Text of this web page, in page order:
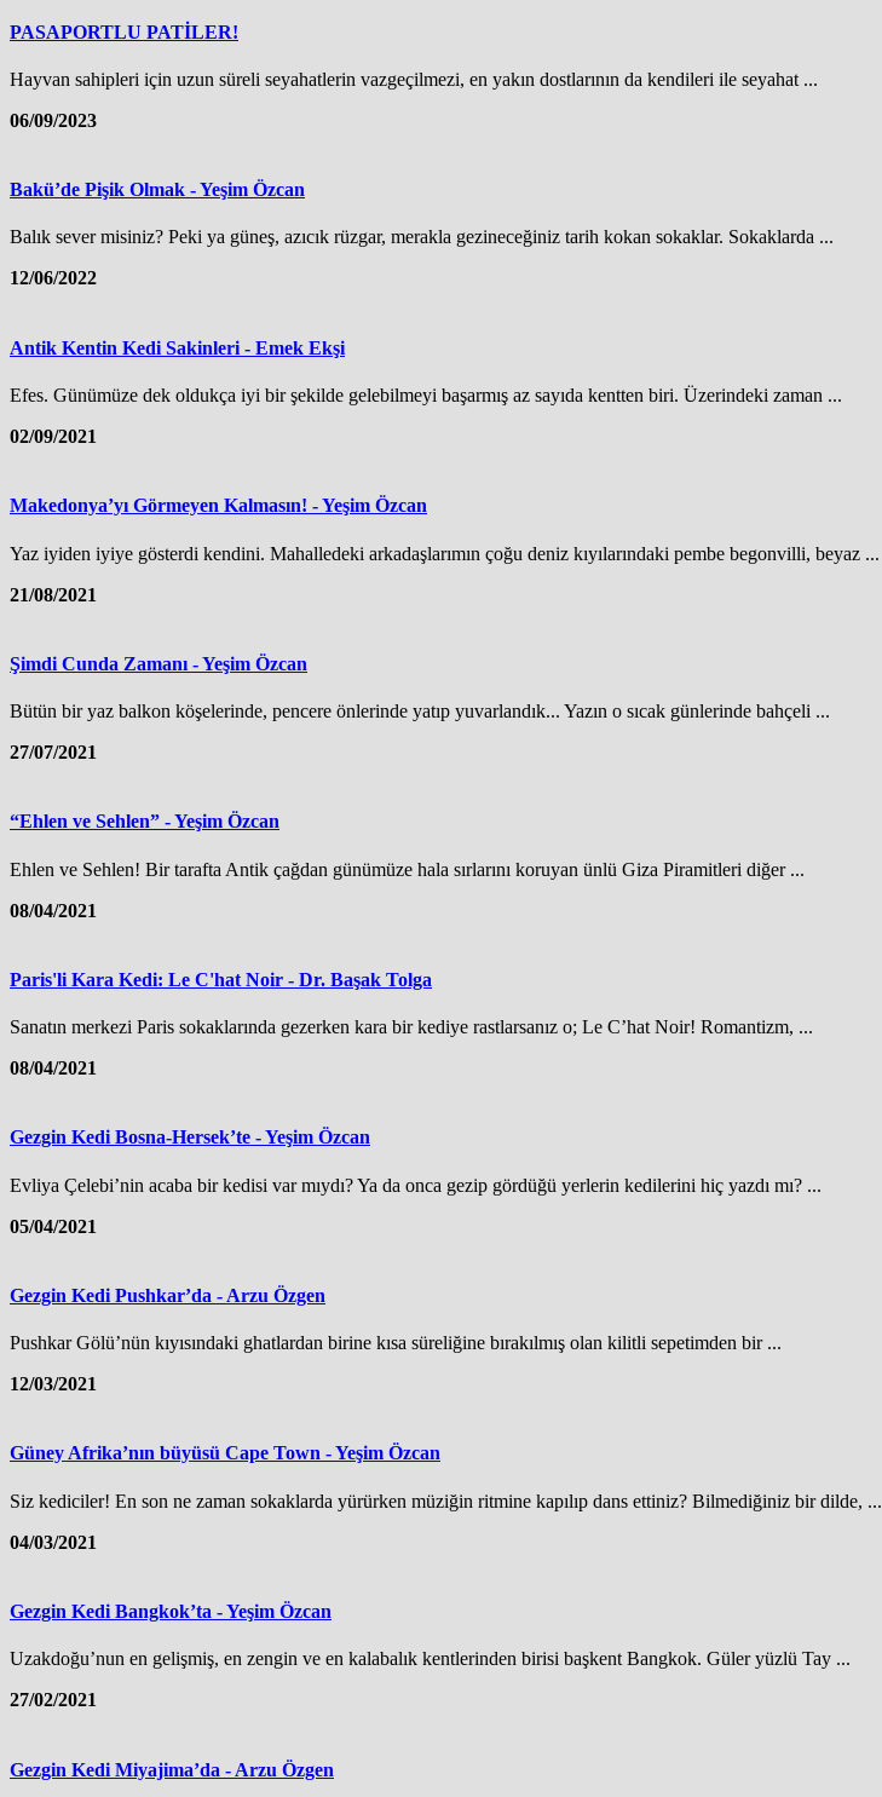
PASAPORTLU PATİLER!
Hayvan sahipleri için uzun süreli seyahatlerin vazgeçilmezi, en yakın dostlarının da kendileri ile seyahat ...
06/09/2023
Bakü’de Pişik Olmak - Yeşim Özcan
Balık sever misiniz? Peki ya güneş, azıcık rüzgar, merakla gezineceğiniz tarih kokan sokaklar. Sokaklarda ...
12/06/2022
Antik Kentin Kedi Sakinleri - Emek Ekşi
Efes. Günümüze dek oldukça iyi bir şekilde gelebilmeyi başarmış az sayıda kentten biri. Üzerindeki zaman ...
02/09/2021
Makedonya’yı Görmeyen Kalmasın! - Yeşim Özcan
Yaz iyiden iyiye gösterdi kendini. Mahalledeki arkadaşlarımın çoğu deniz kıyılarındaki pembe begonvilli, beyaz ...
21/08/2021
Şimdi Cunda Zamanı - Yeşim Özcan
Bütün bir yaz balkon köşelerinde, pencere önlerinde yatıp yuvarlandık... Yazın o sıcak günlerinde bahçeli ...
27/07/2021
“Ehlen ve Sehlen” - Yeşim Özcan
Ehlen ve Sehlen! Bir tarafta Antik çağdan günümüze hala sırlarını koruyan ünlü Giza Piramitleri diğer ...
08/04/2021
Paris'li Kara Kedi: Le C'hat Noir - Dr. Başak Tolga
Sanatın merkezi Paris sokaklarında gezerken kara bir kediye rastlarsanız o; Le C’hat Noir! Romantizm, ...
08/04/2021
Gezgin Kedi Bosna-Hersek’te - Yeşim Özcan
Evliya Çelebi’nin acaba bir kedisi var mıydı? Ya da onca gezip gördüğü yerlerin kedilerini hiç yazdı mı? ...
05/04/2021
Gezgin Kedi Pushkar’da - Arzu Özgen
Pushkar Gölü’nün kıyısındaki ghatlardan birine kısa süreliğine bırakılmış olan kilitli sepetimden bir ...
12/03/2021
Güney Afrika’nın büyüsü Cape Town - Yeşim Özcan
Siz kediciler! En son ne zaman sokaklarda yürürken müziğin ritmine kapılıp dans ettiniz? Bilmediğiniz bir dilde, ...
04/03/2021
Gezgin Kedi Bangkok’ta - Yeşim Özcan
Uzakdoğu’nun en gelişmiş, en zengin ve en kalabalık kentlerinden birisi başkent Bangkok. Güler yüzlü Tay ...
27/02/2021
Gezgin Kedi Miyajima’da - Arzu Özgen